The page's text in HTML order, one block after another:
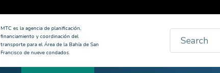
MTC es la agencia de planificación,
financiamiento y coordinación del
transporte para el Área de la Bahía de San
Francisco de nueve condados.
Buscar